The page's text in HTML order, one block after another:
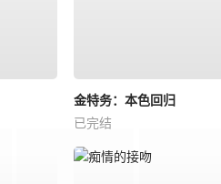
金特务：本色回归
已完结